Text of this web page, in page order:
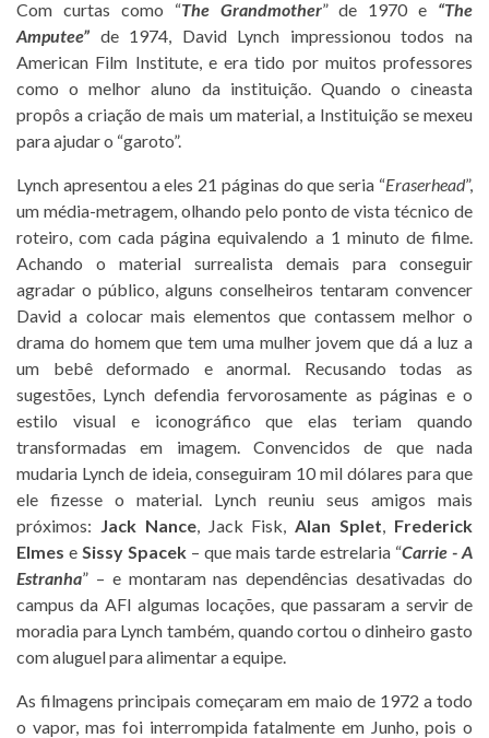
Com curtas como “The Grandmother” de 1970 e “The
Amputee” de 1974, David Lynch impressionou todos na
American Film Institute, e era tido por muitos professores
como o melhor aluno da instituição. Quando o cineasta
propôs a criação de mais um material, a Instituição se mexeu
para ajudar o “garoto”.
Lynch apresentou a eles 21 páginas do que seria “Eraserhead”,
um média-metragem, olhando pelo ponto de vista técnico de
roteiro, com cada página equivalendo a 1 minuto de filme.
Achando o material surrealista demais para conseguir
agradar o público, alguns conselheiros tentaram convencer
David a colocar mais elementos que contassem melhor o
drama do homem que tem uma mulher jovem que dá a luz a
um bebê deformado e anormal. Recusando todas as
sugestões, Lynch defendia fervorosamente as páginas e o
estilo visual e iconográfico que elas teriam quando
transformadas em imagem. Convencidos de que nada
mudaria Lynch de ideia, conseguiram 10 mil dólares para que
ele fizesse o material. Lynch reuniu seus amigos mais
próximos: Jack Nance, Jack Fisk,Alan Splet, Frederick
Elmes e Sissy Spacek – que mais tarde estrelaria “Carrie - A
Estranha” – e montaram nas dependências desativadas do
campus da AFI algumas locações, que passaram a servir de
moradia para Lynch também, quando cortou o dinheiro gasto
com aluguel para alimentar a equipe.
As filmagens principais começaram em maio de 1972 a todo
o vapor, mas foi interrompida fatalmente em Junho, pois o